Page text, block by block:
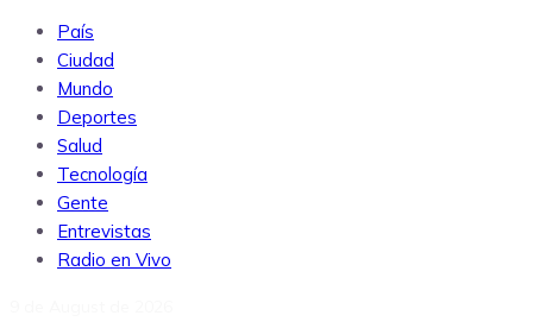
País
Ciudad
Mundo
Deportes
Salud
Tecnología
Gente
Entrevistas
Radio en Vivo